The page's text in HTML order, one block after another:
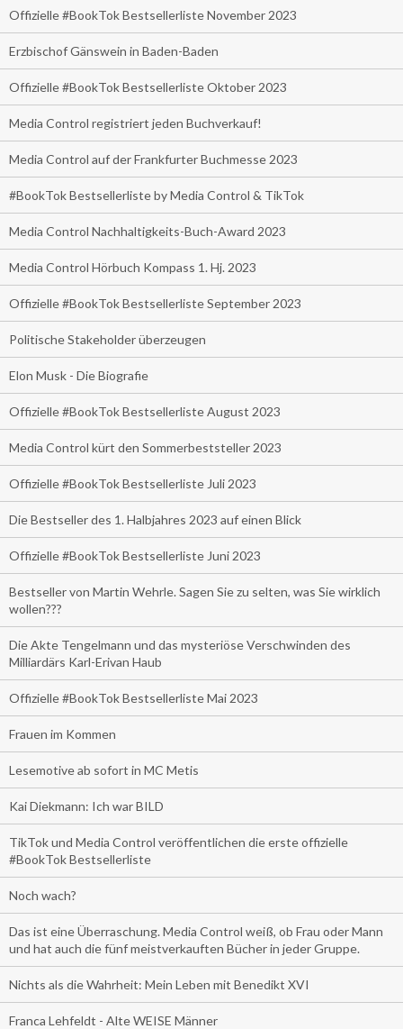
Offizielle #BookTok Bestsellerliste November 2023
Erzbischof Gänswein in Baden-Baden
Offizielle #BookTok Bestsellerliste Oktober 2023
Media Control registriert jeden Buchverkauf!
Media Control auf der Frankfurter Buchmesse 2023
#BookTok Bestsellerliste by Media Control & TikTok
Media Control Nachhaltigkeits-Buch-Award 2023
Media Control Hörbuch Kompass 1. Hj. 2023
Offizielle #BookTok Bestsellerliste September 2023
Politische Stakeholder überzeugen
Elon Musk - Die Biografie
Offizielle #BookTok Bestsellerliste August 2023
Media Control kürt den Sommerbeststeller 2023
Offizielle #BookTok Bestsellerliste Juli 2023
Die Bestseller des 1. Halbjahres 2023 auf einen Blick
Offizielle #BookTok Bestsellerliste Juni 2023
Bestseller von Martin Wehrle. Sagen Sie zu selten, was Sie wirklich
wollen???
Die Akte Tengelmann und das mysteriöse Verschwinden des
Milliardärs Karl-Erivan Haub
Offizielle #BookTok Bestsellerliste Mai 2023
Frauen im Kommen
Lesemotive ab sofort in MC Metis
Kai Diekmann: Ich war BILD
TikTok und Media Control veröffentlichen die erste offizielle
#BookTok Bestsellerliste
Noch wach?
Das ist eine Überraschung. Media Control weiß, ob Frau oder Mann
und hat auch die fünf meistverkauften Bücher in jeder Gruppe.
Nichts als die Wahrheit: Mein Leben mit Benedikt XVI
Franca Lehfeldt - Alte WEISE Männer